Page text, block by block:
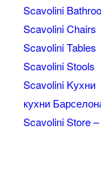
Scavolini
Scavolini Chairs
Scavolini Tables
Scavolini Stools
Scavolini Kухни
кухни
Scavolini Store